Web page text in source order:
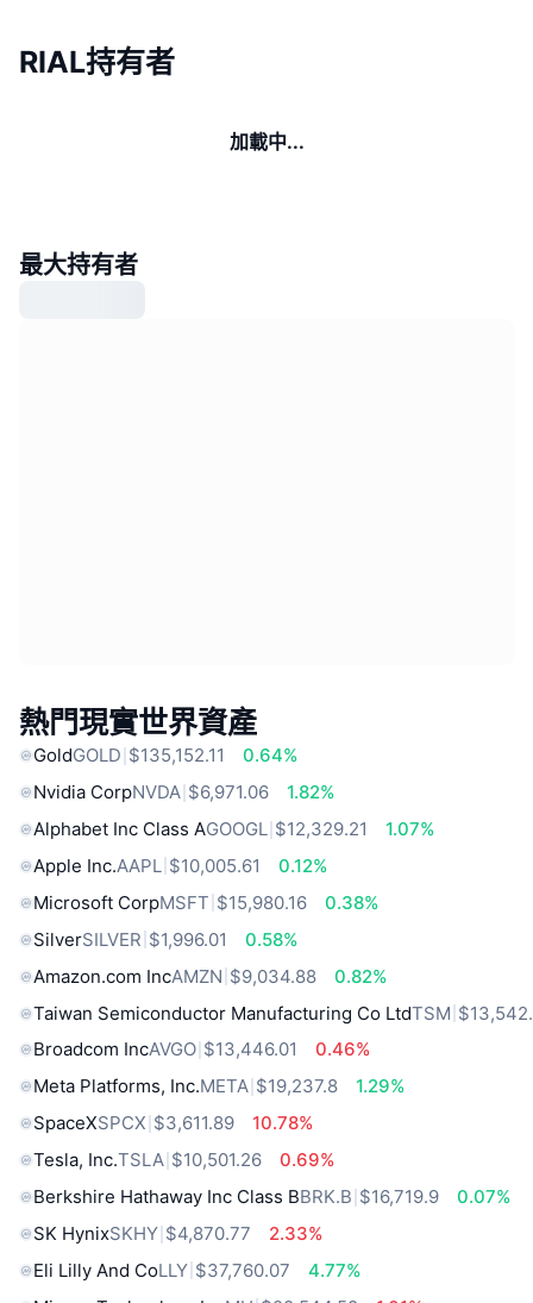
RIAL持有者
加載中...
最大持有者
熱門現實世界資產
GoldGOLD $135,152.11
0.64%
Nvidia CorpNVDA $6,971.06
1.82%
Alphabet Inc Class AGOOGL $12,329.21
1.07%
Apple Inc.AAPL $10,005.61
0.12%
Microsoft CorpMSFT $15,980.16
0.38%
SilverSILVER $1,996.01
0.58%
Amazon.com IncAMZN $9,034.88
0.82%
Taiwan Semiconductor Manufacturing Co LtdTSM
Broadcom IncAVGO $13,446.01
0.46%
Meta Platforms, Inc.META $19,237.8
1.29%
SpaceXSPCX $3,611.89
10.78%
Tesla, Inc.TSLA $10,501.26
0.69%
Berkshire Hathaway Inc Class BBRK.B $16,719.9
0.07%
SK HynixSKHY $4,870.77
2.33%
Eli Lilly And CoLLY $37,760.07
4.77%